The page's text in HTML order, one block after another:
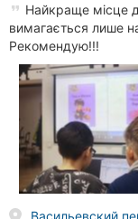
Найкраще місце
вимагається лише
Рекомендую!!!
Васильевский